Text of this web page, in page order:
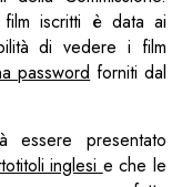
iscritti è data ai
di vedere i film
password forniti dal
essere presentato
inglesi e che le